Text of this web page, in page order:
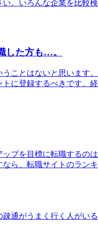
。いろんな企業を比較
した方も…。
ことはないと思います
に登録するべきです。
プを目標に転職するの
ら、転職サイトのラン
通がうまく行く人がい